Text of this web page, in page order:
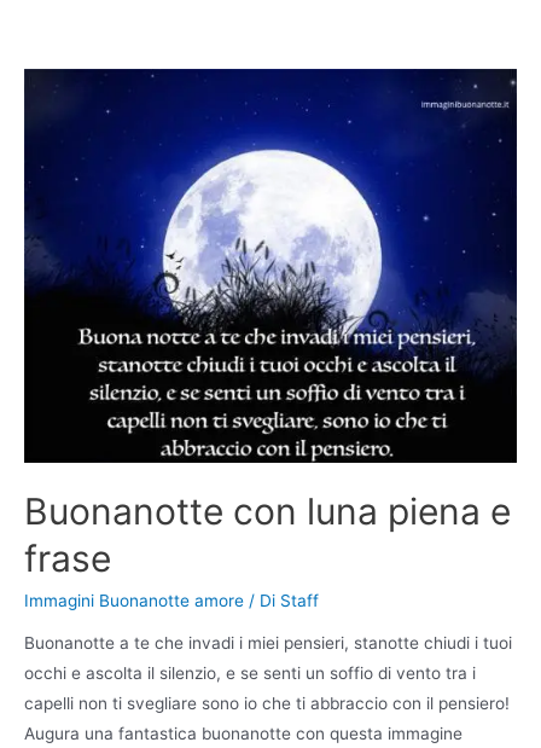
Buonanotte con luna piena e
frase
Immagini Buonanotte amore / Di Staff
Buonanotte a te che invadi i miei pensieri, stanotte chiudi i tuoi
occhi e ascolta il silenzio, e se senti un soffio di vento tra i
capelli non ti svegliare sono io che ti abbraccio con il pensiero!
Augura una fantastica buonanotte con questa immagine